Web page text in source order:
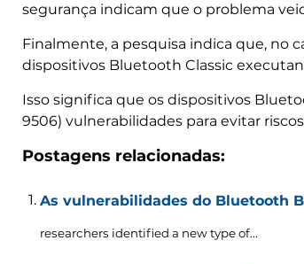
segurança indicam que o problema
Finalmente, a pesquisa indica que, no
dispositivos Bluetooth Classic
Isso significa que os dispositivos
9506) vulnerabilidades para evitar
Postagens relacionadas:
As vulnerabilidades do Bluetooth
researchers identified a new type of...